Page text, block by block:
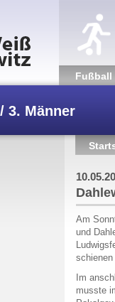
Fuß­ball
3. Männer
Am
und
schienen
Im
musste